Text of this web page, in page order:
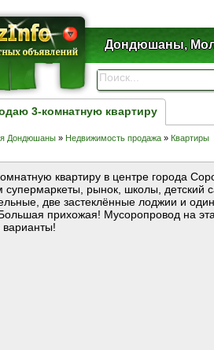
Дондюшаны,
3-комнатную квартиру
Дондюшаны » Недвижимость продажа » Квартиры
квартиру в центре города
супермаркеты, рынок, школы, детский
две застеклённые лоджии и
прихожая! Мусоропровод на
варианты!